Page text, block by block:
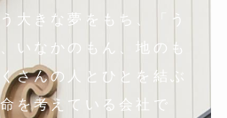
大きな夢をもち、「う
いなかのもん、地のも
さんの人とひとを結ぶ
を考えている会社で